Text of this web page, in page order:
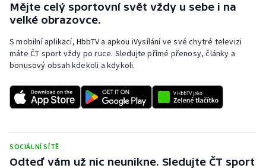
Mějte celý sportovní svět vždy u sebe i na
velké obrazovce.
S mobilní aplikací, HbbTV a apkou iVysílání ve své chytré televizi
máte ČT sport vždy po ruce. Sledujte přímé přenosy, články a
bonusový obsah kdekoli a kdykoli.
SOCIÁLNÍ SÍTĚ
Odteď vám už nic neunikne. Sledujte ČT sport